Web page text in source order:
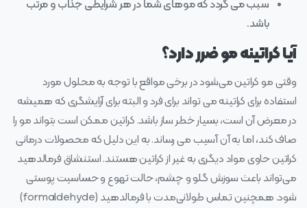
سبب می‌ گردد که موهای شما در هر شرایطی جذاب و مرتب
باشد.
آیا کراتینه مو ضرر دارد؟
وقتی مو کراتین می‌شود در برخی مواقع با توجه به محلول مورد
استفاده برای کراتینه می‌ تواند برای فرد و البته برای آرایشگری که همیشه
در معرض آن است، بسیار خطر ساز باشد. کراتین ممکن است بتواند مو را
صاف کند، اما به آن آسیب می رساند. به این دلیل که محصولات درمانی
کراتین حاوی مواد دیگری به غیر از کراتین هستند. استنشاق فرمالدهید
می‌تواند باعث سوزش گلو و چشم، حالت تهوع و حساسیت پوستی
شود. همچنین تماس طولانی‌مدت با فرمالدهید (formaldehyde)